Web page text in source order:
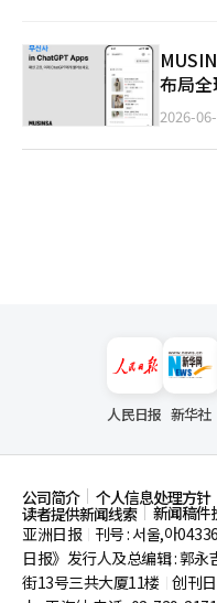
布局
2026-
人民日报 新华社
公司简介 个人信息处理方针
读者提供新闻线索
新闻稿件
亚洲日报
刊号 : 서울,아04336
日报》发行人及总编辑 : 郭永
街13号三共大厦11楼 创刊